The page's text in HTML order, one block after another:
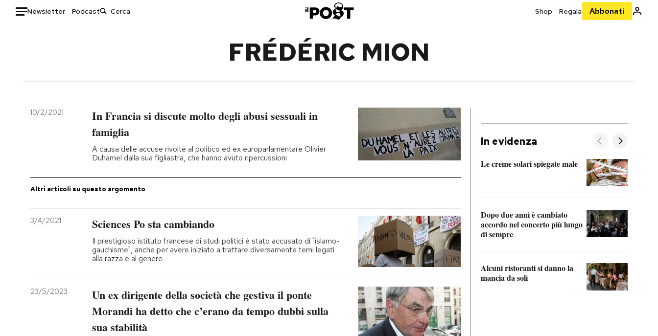
Newsletter Podcast Shop Regala Abbonati
Italia
Politica
Moda
Ok Boomer!
Media
FRÉDÉRIC MION
10/2/2021
In Francia si discute molto degli abusi sessuali in
famiglia
A causa delle accuse rivolte al politico ed ex europarlamentare Olivier
Duhamel dalla sua figliastra, che hanno avuto ripercussioni
Altri articoli su questo argomento
3/4/2021 Sciences Po sta cambiando
Il prestigioso istituto francese di studi politici è stato accusato di "islamo-
gauchisme", anche per avere iniziato a trattare diversamente temi legati
alla razza e al genere
23/5/2023
Un ex dirigente della società che gestiva il ponte
Morandi ha detto che c’erano da tempo dubbi sulla
sua stabilità
In evidenza
Le creme solari spiegate male
Dopo due anni è cambiato
accordo nel concerto più lungo
di sempre
Alcuni ristoranti si danno la
mancia da soli